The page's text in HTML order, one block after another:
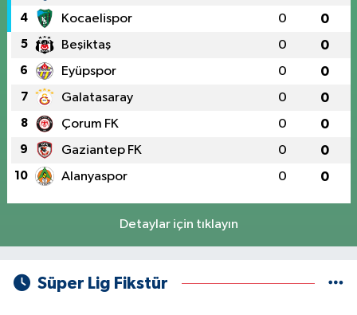
4 Kocaelispor 0 0
5 Beşiktaş 0 0
6 Eyüpspor 0 0
7 Galatasaray 0 0
8 Çorum FK 0 0
9 Gaziantep FK 0 0
10 Alanyaspor 0 0
Detaylar için tıklayın
Süper Lig Fikstür